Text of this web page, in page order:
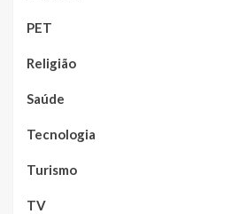
PET
Religião
Saúde
Tecnologia
Turismo
TV